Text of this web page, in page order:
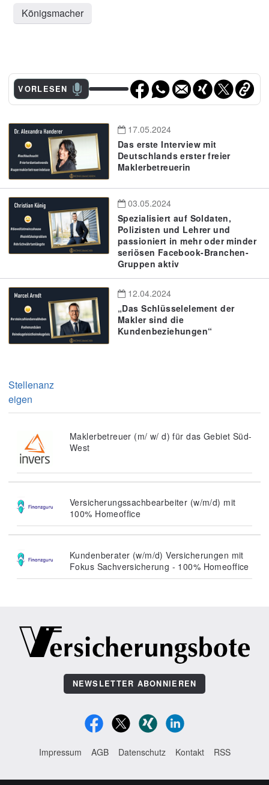
Königsmacher
VORLESEN
17.05.2024
Das erste Interview mit
Deutschlands erster freier
Maklerbetreuerin
03.05.2024
Spezialisiert auf Soldaten,
Polizisten und Lehrer und
passioniert in mehr oder minder
seriösen Facebook-Branchen-
Gruppen aktiv
12.04.2024
„Das Schlüsselelement der
Makler sind die
Kundenbeziehungen“
Stellenanz
eigen
Maklerbetreuer (m/ w/ d) für das Gebiet Süd-
West
Versicherungssachbearbeiter (w/m/d) mit
100% Homeoffice
Kundenberater (w/m/d) Versicherungen mit
Fokus Sachversicherung - 100% Homeoffice
NEWSLETTER ABONNIEREN
Impressum AGB Datenschutz Kontakt RSS